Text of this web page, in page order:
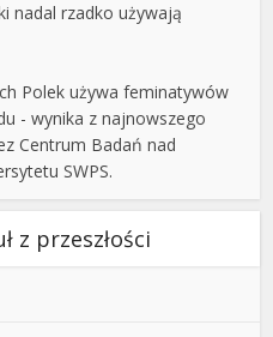
nadal rzadko używają
Polek używa feminatywów
- wynika z najnowszego
Centrum Badań nad
SWPS.
z przeszłości